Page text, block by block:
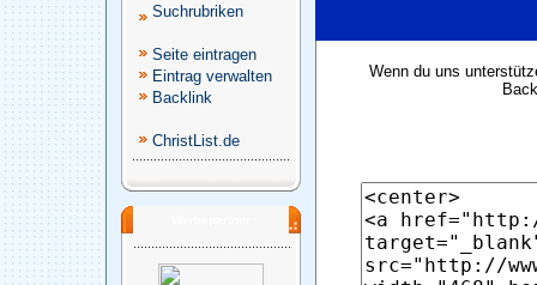
Suchrubriken
Seite eintragen
Eintrag verwalten
Backlink
ChristList.de
Wenn du uns